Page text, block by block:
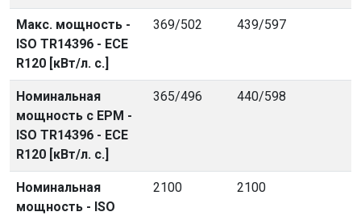
Макс. мощность -
ISO TR14396 - ECE
R120 [кВт/л. с.]
369/502 439/597
Номинальная
мощность с EPM -
ISO TR14396 - ECE
R120 [кВт/л. с.]
365/496 440/598
Номинальная
мощность - ISO
2100 2100